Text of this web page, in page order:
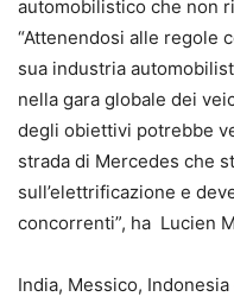
automobilistico che non
“Attenendosi alle regole
sua industria
nella gara globale dei
degli obiettivi potrebbe
strada di Mercedes che
sull’elettrificazione e
concorrenti”, ha Lucien
India, Messico,